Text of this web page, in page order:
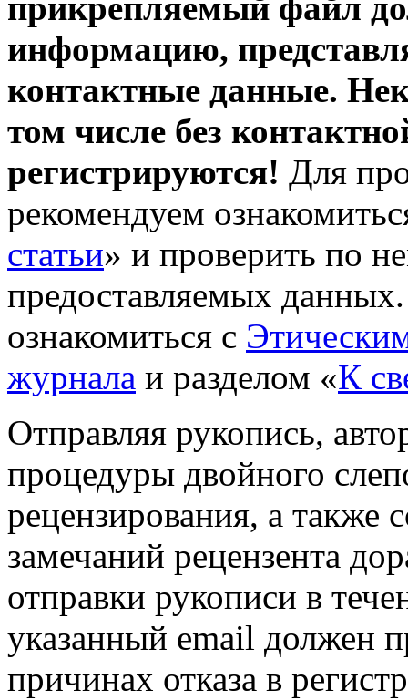
прикрепляемый файл
информацию,
контактные данные.
том числе без
регистрируются! Для
рекомендуем
статьи» и проверить по
предоставляемых
ознакомиться с
журнала и разделом «К
Отправляя рукопись,
процедуры двойного
рецензирования, а также
замечаний рецензента
отправки рукописи в
указанный email должен
причинах отказа в